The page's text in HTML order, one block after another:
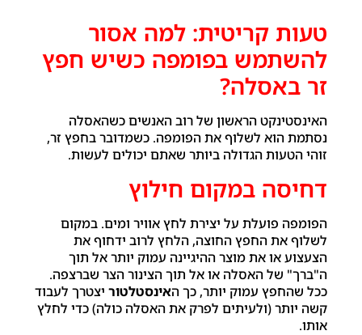
טעות קריטית: למה אסור
להשתמש בפומפה כשיש חפץ
זר באסלה?
האינסטינקט הראשון של רוב האנשים כשהאסלה
נסתמת הוא לשלוף את הפומפה. כשמדובר בחפץ זר,
זוהי הטעות הגדולה ביותר שאתם יכולים לעשות.
דחיסה במקום חילוץ
הפומפה פועלת על יצירת לחץ אוויר ומים. במקום
לשלוף את החפץ החוצה, הלחץ לרוב ידחוף את
הצעצוע או את מוצר ההיגיינה עמוק יותר אל תוך
ה"ברך" של האסלה או אל תוך הצינור הצר שברצפה.
ככל שהחפץ עמוק יותר, כך האינסטלטוריצטרך לעבוד
קשה יותר (ולעיתים לפרק את האסלה כולה) כדי לחלץ
אותו.